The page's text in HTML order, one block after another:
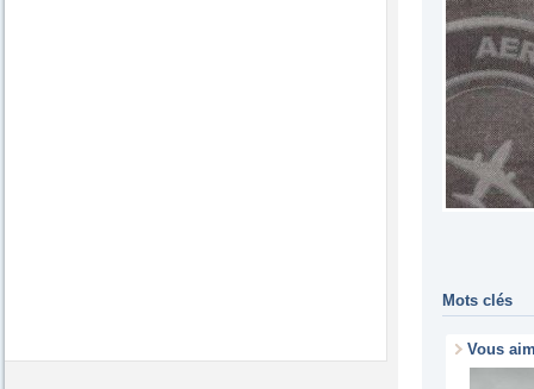
Mots clés
Vous